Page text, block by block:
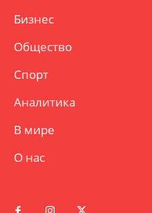
Бизнес
Общество
Спорт
Аналитика
В мире
О нас